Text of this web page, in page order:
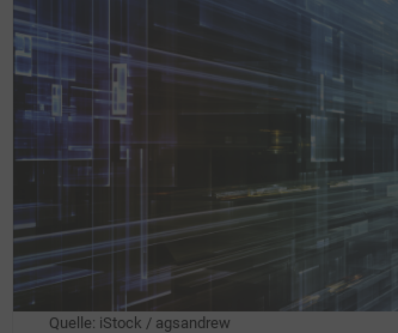
Quelle: iStock / agsandrew